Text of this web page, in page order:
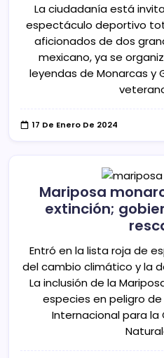
La ciudadanía está
espectáculo deportivo
aficionados de dos
mexicano, ya se
leyendas de Monarcas y
17 De Enero De 2024
Mariposa
extinción;
Entró en la lista roja de
del cambio climático y la
La inclusión de la
especies en peligro
Internacional para la